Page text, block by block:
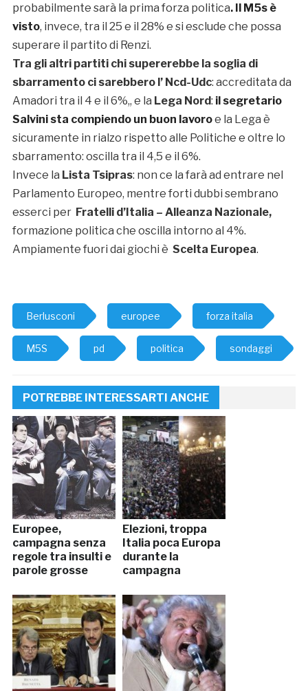
probabilmente sarà la prima forza politica. Il M5s è
visto, invece, tra il 25 e il 28% e si esclude che possa
superare il partito di Renzi.
Tra gli altri partiti chi supererebbe la soglia di
sbarramento ci sarebbero l’ Ncd-Udc: accreditata da
Amadori tra il 4 e il 6%,, e la Lega Nord: il segretario
Salvini sta compiendo un buon lavoroe la Lega è
sicuramente in rialzo rispetto alle Politiche e oltre lo
sbarramento: oscilla tra il 4,5 e il 6%.
Invece la Lista Tsipras: non ce la farà ad entrare nel
Parlamento Europeo, mentre forti dubbi sembrano
esserci per Fratelli d’Italia – Alleanza Nazionale,
formazione politica che oscilla intorno al 4%.
Ampiamente fuori dai giochi è Scelta Europea.
Berlusconi europee forza italia
M5S pd politica sondaggi
POTREBBE INTERESSARTI ANCHE
Europee,
campagna senza
regole tra insulti e
parole grosse
Elezioni, troppa
Italia poca Europa
durante la
campagna